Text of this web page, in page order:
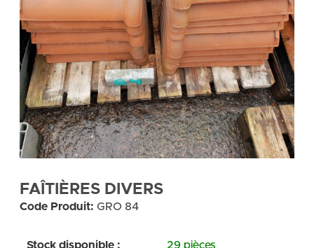
FAÎTIÈRES DIVERS
Code Produit: GRO 84
Stock disponible : 29 pièces